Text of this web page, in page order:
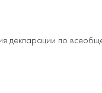
декларации по